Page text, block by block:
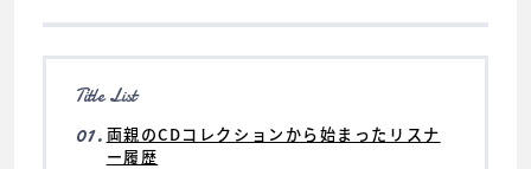
Title List
01. 両親のCDコレクションから始まったリスナ
ー履歴